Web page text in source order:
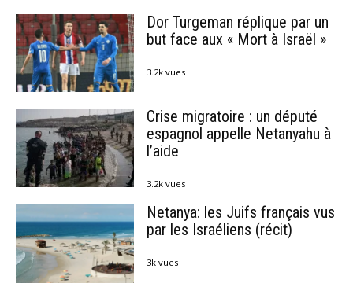
Dor Turgeman réplique par un
but face aux « Mort à Israël »
3.2k vues
Crise migratoire : un député
espagnol appelle Netanyahu à
l’aide
3.2k vues
Netanya: les Juifs français vus
par les Israéliens (récit)
3k vues